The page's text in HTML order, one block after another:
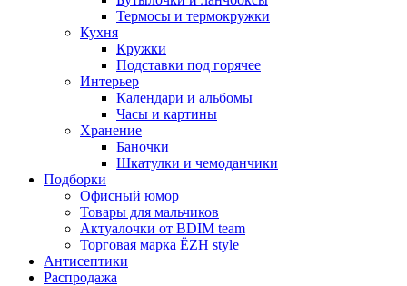
Термосы и термокружки
Кухня
Кружки
Подставки под горячее
Интерьер
Календари и альбомы
Часы и картины
Хранение
Баночки
Шкатулки и чемоданчики
Подборки
Офисный юмор
Товары для мальчиков
Актуалочки от BDIM team
Торговая марка ЁZH style
Антисептики
Распродажа